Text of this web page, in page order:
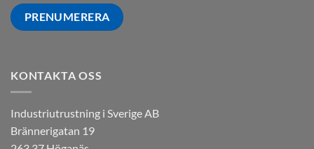
KONTAKTA OSS
Industriutrustning i Sverige AB
Brännerigatan 19